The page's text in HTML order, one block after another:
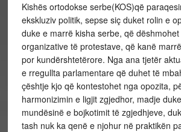
Kishës ortodokse serbe(KOS)që
ekskluziv politik, sepse siç duket rolin e
duke e marrë kisha serbe, që
organizative të protestave, që kanë
por kundërshtetërore. Nga ana tjetër
e rregullta parlamentare që duhet të
çështje kjo që kontestohet nga opozita,
harmonizimin e ligjit zgjedhor, madje
mundësinë e bojkotimit të zgjedhjeve,
tash nuk ka qenë e njohur në praktikën